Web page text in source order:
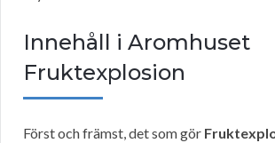
Innehåll i Aromhuset
Fruktexplosion
Först och främst, det som gör